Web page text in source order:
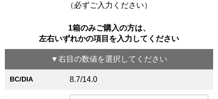
（必ずご入力ください）
1箱のみご購入の方は、
左右いずれかの項目を入力してください
▼右目 の数値を選択してください
BC/DIA 8.7/14.0